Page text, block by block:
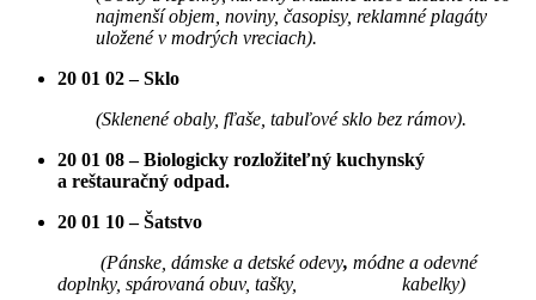
najmenší objem, noviny, časopisy, reklamné plagáty
uložené v modrých vreciach).
20 01 02 – Sklo
(Sklenené obaly, fľaše, tabuľové sklo bez rámov).
20 01 08 – Biologicky rozložiteľný kuchynský
a reštauračný odpad.
20 01 10 – Šatstvo
(Pánske, dámske a detské odevy, módne a odevné
doplnky, spárovaná obuv, tašky, kabelky)